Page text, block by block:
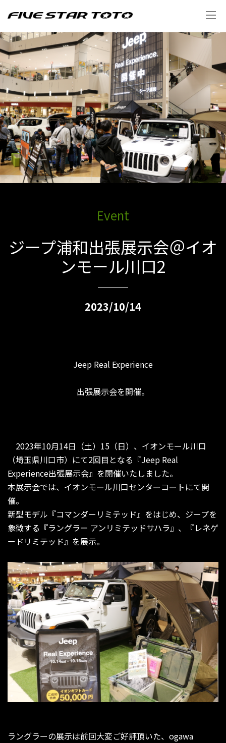
Event
ジープ浦和出張展示会＠イオ
ンモール川口2
2023/10/14
Jeep Real Experience
出張展示会を開催。
2023年10月14日（土）15（日）、イオンモール川口
（埼玉県川口市）にて2回目となる『Jeep Real
Experience出張展示会』を開催いたしました。
本展示会では、イオンモール川口センターコートにて開
催。
新型モデル『コマンダーリミテッド』をはじめ、ジープを
象徴する『ラングラー アンリミテッドサハラ』、『レネゲ
ードリミテッド』を展示。
ラングラーの展示は前回大変ご好評頂いた、ogawa